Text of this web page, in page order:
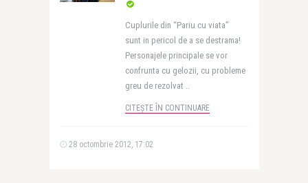
Cuplurile din “Pariu cu viata”
sunt in pericol de a se destrama!
Personajele principale se vor
confrunta cu gelozii, cu probleme
greu de rezolvat ..
CITEȘTE ÎN CONTINUARE
28 octombrie 2012, 17:02